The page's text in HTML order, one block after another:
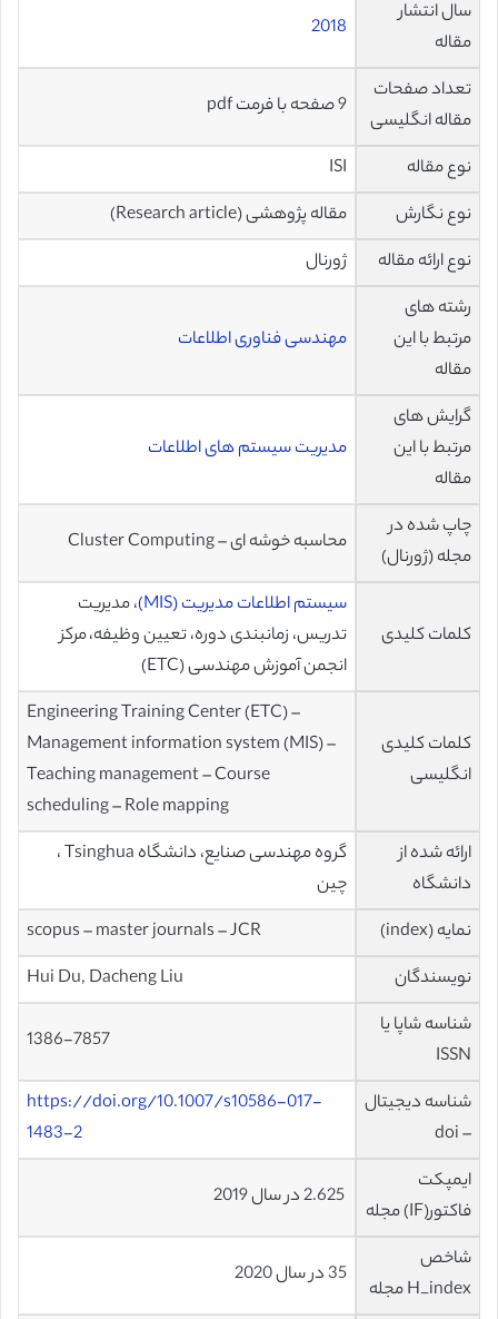
سال انتشار
مقاله
2018
تعداد صفحات
مقاله انگلیسی
9 صفحه با فرمت pdf
نوع مقاله
ISI
نوع نگارش
مقاله پژوهشی (Research article)
نوع ارائه مقاله
ژورنال
رشته های
مرتبط با این
مقاله
مهندسی فناوری اطلاعات
گرایش های
مرتبط با این
مقاله
مدیریت سیستم های اطلاعات
چاپ شده در
مجله (ژورنال)
محاسبه خوشه ای – Cluster Computing
کلمات کلیدی
سیستم اطلاعات مدیریت (MIS)
، مدیریت
تدریس، زمانبندی دوره، تعیین وظیفه، مرکز
انجمن آموزش مهندسی (ETC)
کلمات کلیدی
انگلیسی
Engineering Training Center (ETC) –
Management information system (MIS) –
Teaching management – Course
scheduling – Role mapping
ارائه شده از
دانشگاه
گروه مهندسی صنایع، دانشگاه Tsinghua ،
چین
نمایه (index)
scopus – master journals – JCR
نویسندگان
Hui Du, Dacheng Liu
شناسه شاپا یا
ISSN
1386-7857
شناسه دیجیتال
– doi
https://doi.org/10.1007/s10586-017-
1483-2
ایمپکت
فاکتور(IF) مجله
شاخص
H_index مجله
35 در سال 2020